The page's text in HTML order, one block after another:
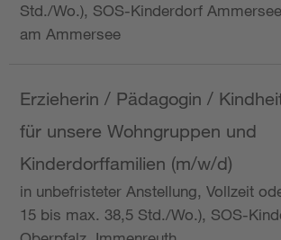
Std./Wo.), SOS-Kinderdorf
am Ammersee
Erzieherin / Pädagogin /
für unsere Wohngruppen und
Kinderdorffamilien (m/w/d)
in unbefristeter Anstellung, Vollzeit
15 bis max. 38,5 Std./Wo.), SOS-